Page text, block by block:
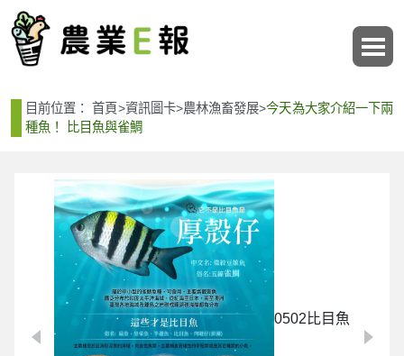
目前位置：首頁>資訊圖卡>農林漁畜發展>今天為大家介紹一下兩
種魚！ 比目魚與雀鯛
0502比目魚